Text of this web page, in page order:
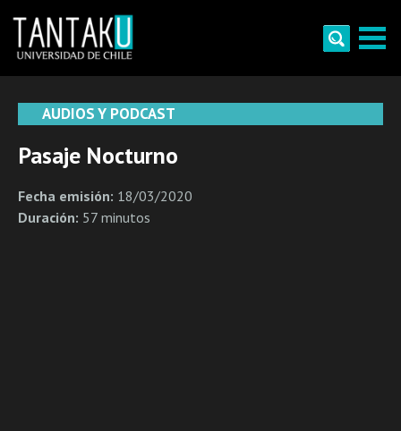
content
AUDIOS Y PODCAST
Pasaje Nocturno
Fecha emisión: 18/03/2020
Duración: 57 minutos